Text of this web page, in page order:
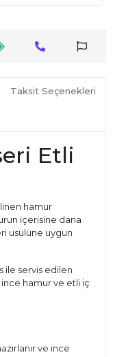
Taksit Seçenekleri
Etli
hamur
içerisine dana
usulüne uygun
ile servis edilen
hamur ve etli iç
ve ince